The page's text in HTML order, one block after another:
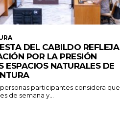
DEL CABILDO REFLEJA
POR LA PRESIÓN
ESPACIOS NATURALES DE
personas participantes considera que
de semana y...